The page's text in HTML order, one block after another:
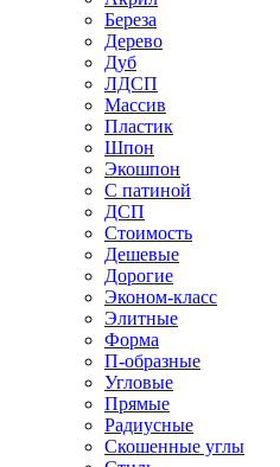
Береза
Дерево
Дуб
ЛДСП
Массив
Пластик
Шпон
Экошпон
С патиной
ДСП
Стоимость
Дешевые
Дорогие
Эконом-класс
Элитные
Форма
П-образные
Угловые
Прямые
Радиусные
Скошенные углы